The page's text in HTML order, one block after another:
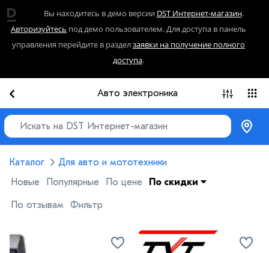
Вы находитесь в демо версии DST Интернет-магазин.
Авторизуйтесь под демо пользователем. Для доступа в панель
управления перейдите в разделзаявки на получение полного
доступа.
Авто электроника
Каталог
Для авто и мототехники
Новые
Популярные По цене По скидки
По отзывам Фильтр